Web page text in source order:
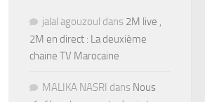
jalal agouzoul dans 2M live ,
2M en direct : La deuxième
chaine TV Marocaine
MALIKA NASRI dans Nous